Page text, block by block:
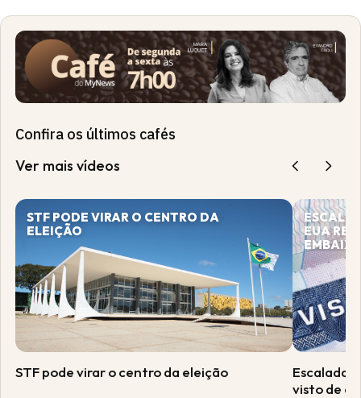
Confira os últimos cafés
Ver mais vídeos
STF PODE VIRAR O CENTRO DA
ELEIÇÃO
STF pode virar o centro da eleição
EUA
Escalada
visto de